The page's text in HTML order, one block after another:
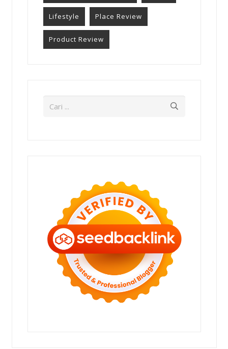
Lifestyle Place Review
Product Review